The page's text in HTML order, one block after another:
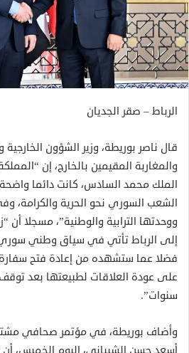
الرباط – صقر الجديان
قال ناصر بوريطة، وزير الشؤون الخارجية
والمغاربة المقيمين بالخارج، إن
الملك محمد السادس، كانت دائما
الشعب السوري نحو الحرية والكرامة،
ووحدتها الترابية والوطنية”، مسجلا أن
إلى الرباط تأتي في سياق وطني
فضلا عما ستشهده من إعادة فتح سفارة
على عودة العلاقات لطبيعتها بعد
سنوات”.
وأضاف بوريطة، في مؤتمر صحافي